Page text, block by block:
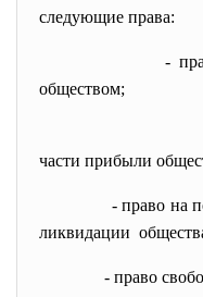
следующие права:
-
обществом;
части прибыли
- право на
ликвидации
- право